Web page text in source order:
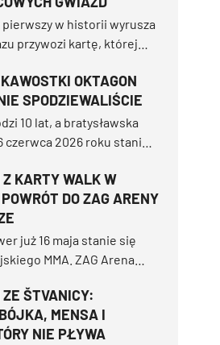
pierwszy w historii wyrusza
przywozi kartę, której
areną dwóch walk
miejscowych gwiazd
elity.
OKTAGON
SPODZIEWALIŚCIE
10 lat, a bratysławska
czerwca 2026 roku stanie
„Slovensko moje”.
metropolię napełni
w klatce dojdzie do
KARTY WALK W
DO ZAG ARENY
już 16 maja stanie się
MMA. ZAG Arena
niesamowitych
kamieni milowych i
ŠTVANICY:
MENSA I
NIE PŁYWA